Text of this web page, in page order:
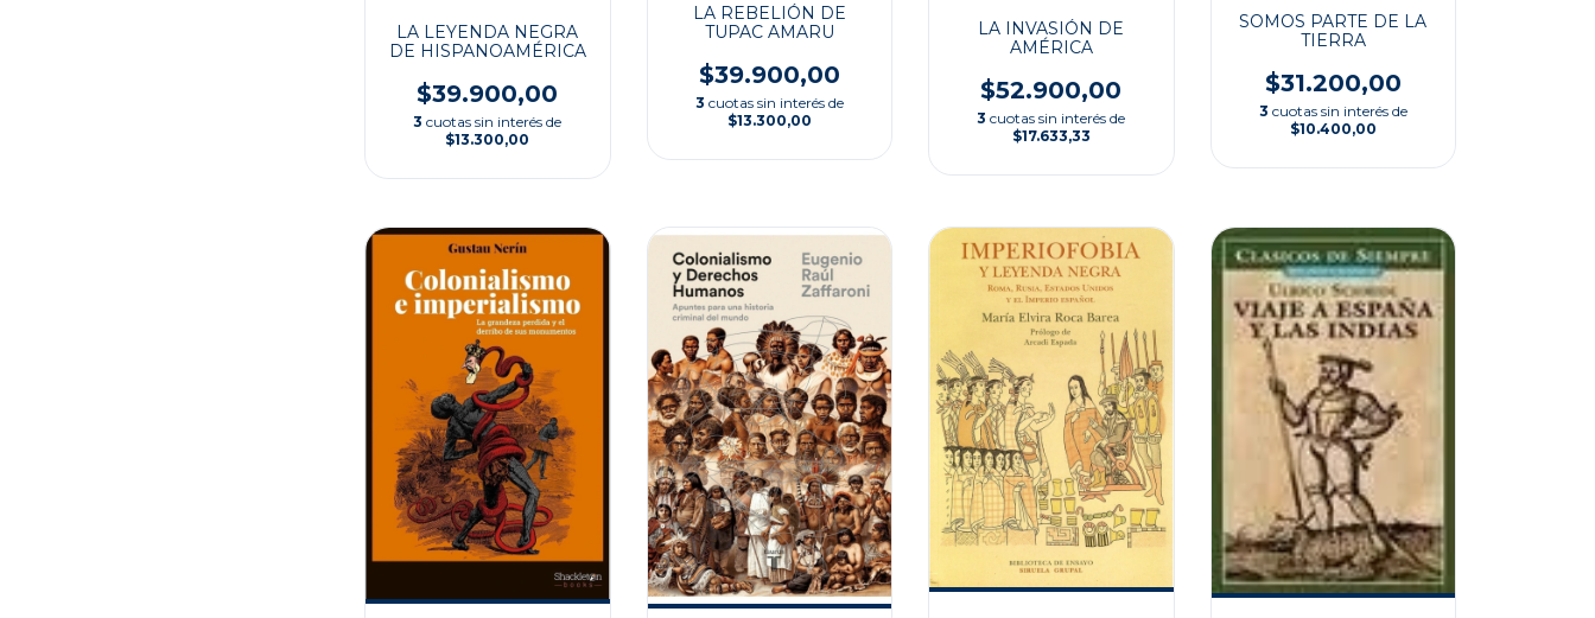
LA LEYENDA NEGRA
DE HISPANOAMÉRICA
$39.900,00
3 cuotas sin interés de
$13.300,00
LA REBELIÓN DE
TUPAC AMARU
$39.900,00
3 cuotas sin interés de
$13.300,00
LA INVASIÓN DE
AMÉRICA
$52.900,00
3 cuotas sin interés de
$17.633,33
SOMOS PARTE DE LA
TIERRA
$31.200,00
3 cuotas sin interés de
$10.400,00